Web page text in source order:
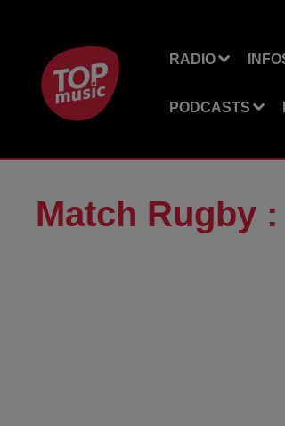
RADIO
PODCASTS
Match Rugby